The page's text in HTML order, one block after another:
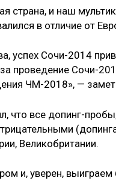
страна, и наш
в отличие от
успех Сочи-2014
проведение Сочи-
ЧМ-2018», —
что все допинг-
Великобритании.
и, уверен,